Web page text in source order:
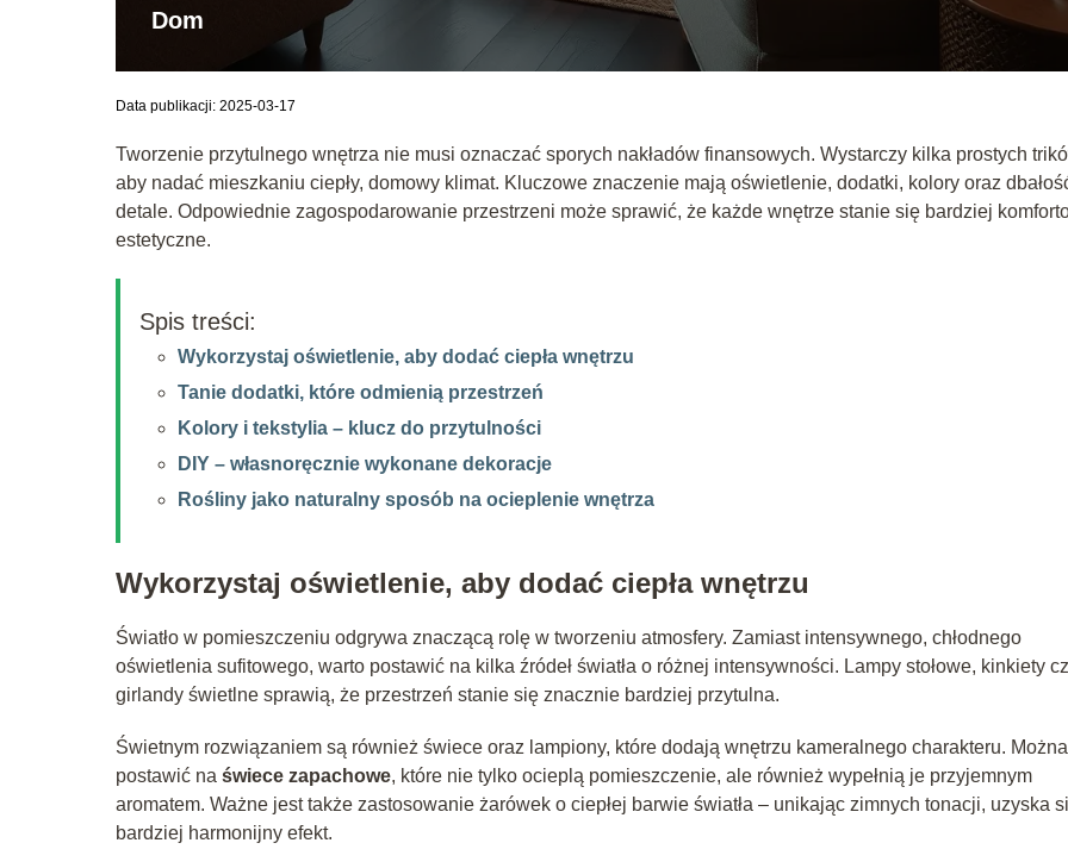
Dom
Data publikacji: 2025-03-17
Tworzenie przytulnego wnętrza nie musi oznaczać sporych nakładów finansowych. Wystarczy kilka prostych
aby nadać mieszkaniu ciepły, domowy klimat. Kluczowe znaczenie mają oświetlenie, dodatki, kolory oraz
detale. Odpowiednie zagospodarowanie przestrzeni może sprawić, że każde wnętrze stanie się bardziej
estetyczne.
Spis treści:
Wykorzystaj oświetlenie, aby dodać ciepła wnętrzu
Tanie dodatki, które odmienią przestrzeń
Kolory i tekstylia – klucz do przytulności
DIY – własnoręcznie wykonane dekoracje
Rośliny jako naturalny sposób na ocieplenie wnętrza
Wykorzystaj oświetlenie, aby dodać ciepła wnętrzu
Światło w pomieszczeniu odgrywa znaczącą rolę w tworzeniu atmosfery. Zamiast intensywnego, chłodnego
oświetlenia sufitowego, warto postawić na kilka źródeł światła o różnej intensywności. Lampy stołowe, kinkiety
girlandy świetlne sprawią, że przestrzeń stanie się znacznie bardziej przytulna.
Świetnym rozwiązaniem są również świece oraz lampiony, które dodają wnętrzu kameralnego charakteru. Można
postawić na świece zapachowe, które nie tylko ocieplą pomieszczenie, ale również wypełnią je przyjemnym
aromatem. Ważne jest także zastosowanie żarówek o ciepłej barwie światła – unikając zimnych tonacji, uzyska
bardziej harmonijny efekt.